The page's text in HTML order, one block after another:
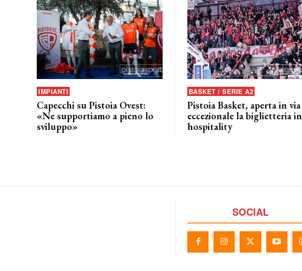
IMPIANTI
Capecchi su Pistoia Ovest:
«Ne supportiamo a pieno lo
sviluppo»
BASKET / SERIE A2
Pistoia Basket, aperta in via
eccezionale la biglietteria in
hospitality
SOCIAL